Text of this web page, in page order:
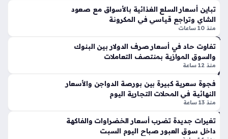
كوا
لي
س
تدر
يبا
ت
الأ
هل
ي
في
إس
بان
س
وق
الم
حل
ي
خلا
ل
تعا
ملا
ت
ال
سب
ملحوظًا في مختلف الأسواق المصرية، حيث لم تشهد القوائم
السعرية أي تغييرات جديدة مقارنة بتعاملات يوم الجمعة الماضي.
تباين أسعار السلع الغذائية بالأسواق مع صعود
الشاي وتراجع قياسي في المكرونة
منذ 10 ساعات
تفاوت حاد في أسعار صرف الدولار بين البنوك
والسوق الموازية بمنتصف التعاملات
منذ 12 ساعة
فجوة سعرية كبيرة بين بورصة الدواجن والأسعار
النهائية في المحلات التجارية اليوم
منذ 13 ساعة
تغيرات جديدة تضرب أسعار الخضراوات والفاكهة
داخل سوق العبور صباح اليوم السبت